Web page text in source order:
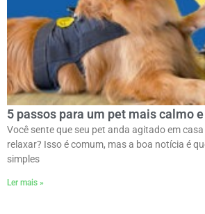
5 passos para um pet mais calmo
Você sente que seu pet anda agitado em
relaxar? Isso é comum, mas a boa notícia é
simples
Ler mais »